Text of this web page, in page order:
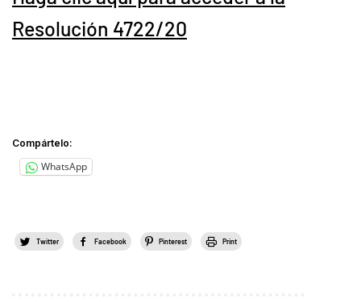
Resolución 4722/20
Compártelo:
WhatsApp
Twitter Facebook Pinterest Print